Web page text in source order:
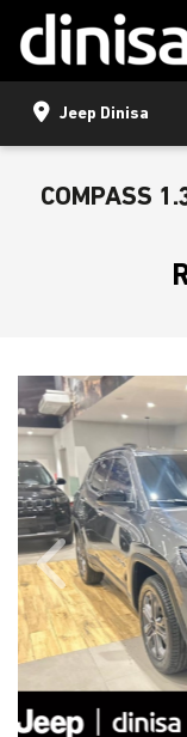
Jeep Dinisa
COMPASS
Previous